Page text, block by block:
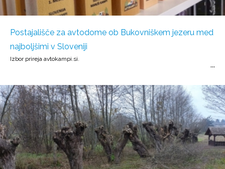
Postajališče za avtodome ob Bukovniškem jezeru med
najboljšimi v Sloveniji
Izbor prireja avtokampi.si.